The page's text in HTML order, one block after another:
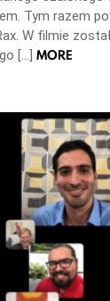
Tym razem
W filmie
[…] MORE